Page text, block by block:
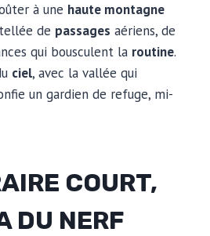
à une haute montagne
de passages aériens, de
qui bousculent la routine.
ciel, avec la vallée qui
un gardien de refuge, mi-
COURT,
DU NERF